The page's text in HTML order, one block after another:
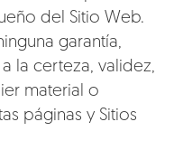
del Sitio Web.
garantía,
la certeza, validez,
material o
páginas y Sitios